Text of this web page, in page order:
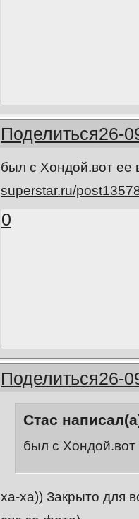
Поделиться26-
был с Хондой.вот ее
superstar.ru/
0
Поделиться26-
Стас
был с Хондой.вот
ха-ха)) Закрыто для